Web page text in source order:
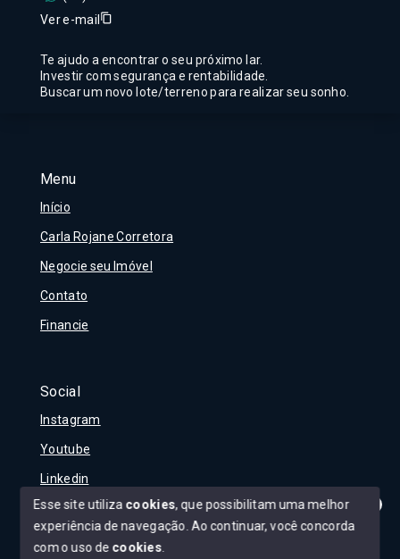
Olá! Tudo bem?
Menu
Início
Carla Rojane Corretora
Negocie seu Imóvel
Contato
Financie
Social
Instagram
Youtube
Linkedin
© Copyright 2026 - Carla Rojane - Todos os direitos
Ver e-mail
Te ajudo a encontrar o seu próximo lar.
Investir com segurança e rentabilidade.
Buscar um novo lote/terreno para realizar seu sonho.
Esse site utiliza cookies, que possibilitam uma melhor
experiência de navegação. Ao continuar, você concorda
com o uso de cookies